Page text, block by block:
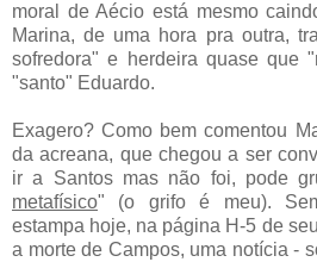
moral de Aécio está mesmo
Marina, de uma hora pra outra,
sofredora" e herdeira quase que
"santo" Eduardo.
Exagero? Como bem comentou
da acreana, que chegou a ser
ir a Santos mas não foi, pode
metafísico" (o grifo é meu).
estampa hoje, na página H-5 de
a morte de Campos, uma notícia -